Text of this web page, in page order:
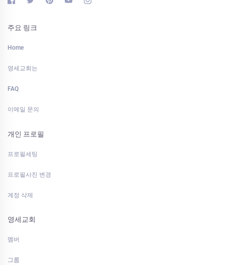
주요 링크
Home
영세교회는
FAQ
이메일 문의
개인 프로필
프로필세팅
프로필사진 변경
계정 삭제
영세교회
멤버
그룹